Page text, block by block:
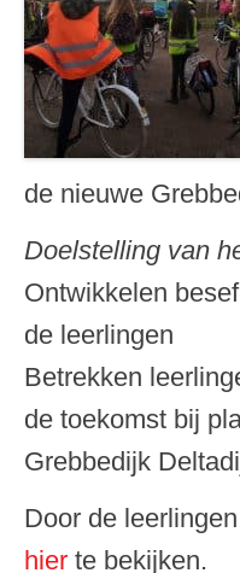
de nieuwe
Doelstelling van
Ontwikkelen
de leerlingen
Betrekken
de toekomst bij
Grebbedijk
Door de
hier te bekijken.